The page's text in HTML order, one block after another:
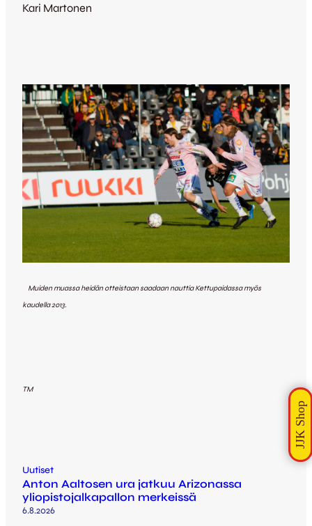
Kari Martonen
Muiden muassa heidän otteistaan saadaan nauttia Kettupaidassa myös
kaudella 2013.
TM
Uutiset
Anton Aaltosen ura jatkuu Arizonassa
yliopistojalkapallon merkeissä
6.8.2026